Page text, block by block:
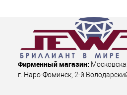
Фирменный магазин:
г. Наро-Фоминск, 2-й